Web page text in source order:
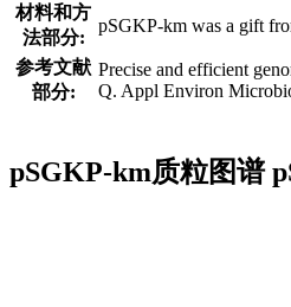
材料和方
法部分:
pSGKP-km was a gift
参考文献
部分:
Precise and efficient
Q. Appl Environ
pSGKP-km质粒图谱